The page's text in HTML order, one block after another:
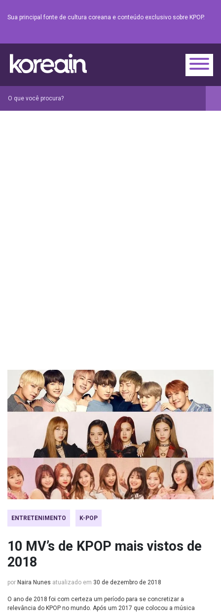
Sua principal fonte de cultura coreana e conteúdo exclusivo sobre KPOP.
ENTRETENIMENTO K-POP
10 MV’s de KPOP mais vistos de
2018
por Naira Nunes atualizado em 30 de dezembro de 2018
O ano de 2018 foi com certeza um período para se concretizar a
relevância do KPOP no mundo. Após um 2017 que colocou a música